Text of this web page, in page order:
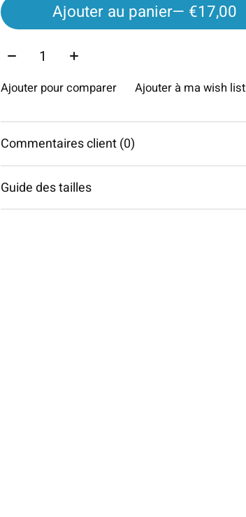
Ajouter au panier
— €17,00
Quantité:
Ajouter pour comparer Ajouter à ma wish list
Commentaires client (0)
Guide des tailles